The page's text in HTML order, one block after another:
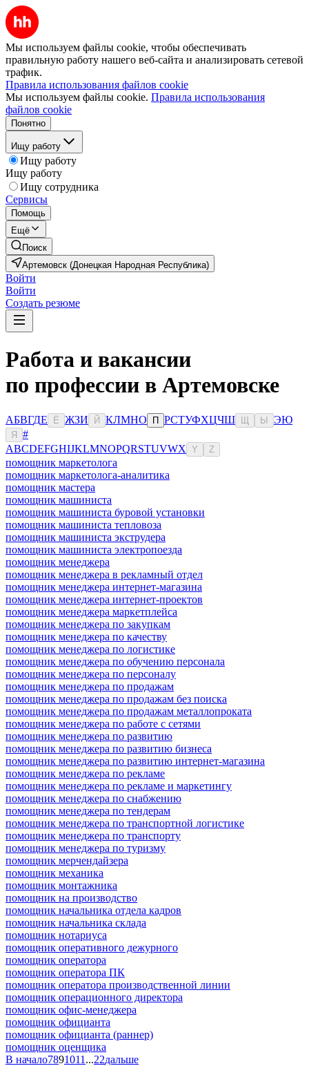
Мы используем файлы cookie, чтобы обеспечивать
правильную работу нашего веб-сайта и анализировать сетевой
трафик.
Правила использования файлов cookie
Мы используем файлы cookie. Правила использования
файлов cookie
Понятно
Ищу работу
Ищу работу
Ищу работу
Ищу сотрудника
Сервисы
Помощь
Ещё
Поиск
Артемовск (Донецкая Народная Республика)
Войти
Войти
Создать резюме
Работа и вакансии
по профессии в Артемовске
АБВГДЕ Ё ЖЗИ Й КЛМНО П РСТУФХЦЧШ Ы ЭЮ
Я
#
ABCDEFGHIJKLMNOPQRSTUVWX Y Z
помощник маркетолога
помощник маркетолога-аналитика
помощник мастера
помощник машиниста
помощник машиниста буровой установки
помощник машиниста тепловоза
помощник машиниста экструдера
помощник машиниста электропоезда
помощник менеджера
помощник менеджера в рекламный отдел
помощник менеджера интернет-магазина
помощник менеджера интернет-проектов
помощник менеджера маркетплейса
помощник менеджера по закупкам
помощник менеджера по качеству
помощник менеджера по логистике
помощник менеджера по обучению персонала
помощник менеджера по персоналу
помощник менеджера по продажам
помощник менеджера по продажам без поиска
помощник менеджера по продажам металлопроката
помощник менеджера по работе с сетями
помощник менеджера по развитию
помощник менеджера по развитию бизнеса
помощник менеджера по развитию интернет-магазина
помощник менеджера по рекламе
помощник менеджера по рекламе и маркетингу
помощник менеджера по снабжению
помощник менеджера по тендерам
помощник менеджера по транспортной логистике
помощник менеджера по транспорту
помощник менеджера по туризму
помощник мерчендайзера
помощник механика
помощник монтажника
помощник на производство
помощник начальника отдела кадров
помощник начальника склада
помощник нотариуса
помощник оперативного дежурного
помощник оператора
помощник оператора ПК
помощник оператора производственной линии
помощник операционного директора
помощник офис-менеджера
помощник официанта
помощник официанта (раннер)
помощник оценщика
В начало7891011 ...22дальше